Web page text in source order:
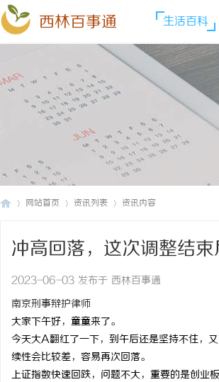
西林百事通 生活百科
网站首页 资讯列表 资讯内容
冲高回落，这次调整结
2023-06-03 发布于 西林百事通
南京刑事辩护律师
大家下午好，童童来了。
今天大A翻红了一下，到午后还是坚持不住，
续性会比较差，容易再次回落。
上证指数快速回跌，问题不大，重要的是创业板